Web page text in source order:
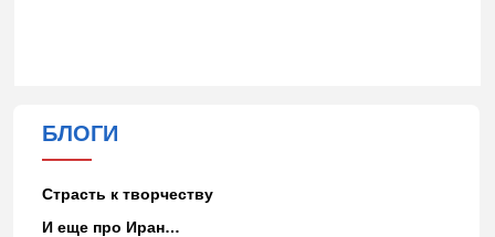
БЛОГИ
Страсть к творчеству
И еще про Иран…